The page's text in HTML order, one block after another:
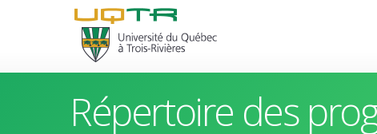
Répertoire des